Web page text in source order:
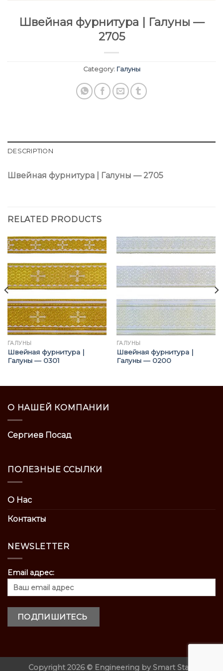
Швейная фурнитура | Галуны —
2705
Category: Галуны
DESCRIPTION
Швейная фурнитура | Галуны — 2705
RELATED PRODUCTS
ГАЛУНЫ
Швейная фурнитура |
Галуны — 0301
ГАЛУНЫ
Швейная фурнитура |
Галуны — 0200
О НАШЕЙ КОМПАНИИ
Сергиев Посад
ПОЛЕЗНЫЕ ССЫЛКИ
О Нас
Контакты
NEWSLETTER
Email адрес:
Copyright 2026 © Engineering by Smart Start